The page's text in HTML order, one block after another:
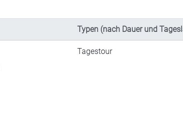
Typen (nach Dauer und
Tagestour